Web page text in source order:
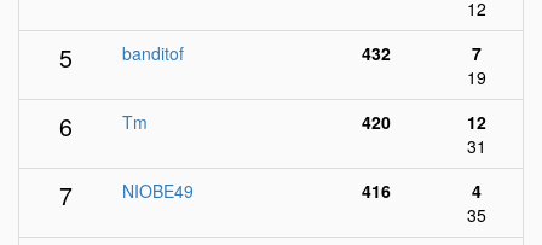
12
5 banditof 432
7
19
6 Tm 420
12
31
7 NIOBE49 416
4
35